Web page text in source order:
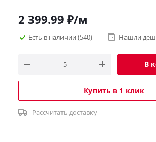
2 399.99 ₽/м
Есть в наличии (540) Нашли
В
Купить в 1 клик
Рассчитать доставку